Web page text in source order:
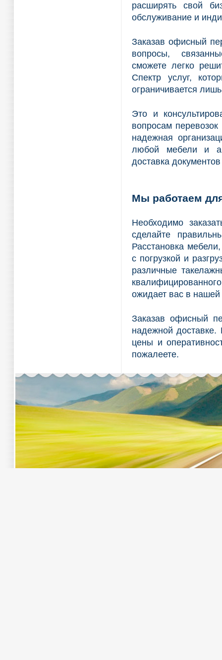
расширять свой
обслуживание и
Заказав офисный
вопросы,
сможете легко
Спектр услуг,
ограничивается
Это и
вопросам
надежная
любой мебели и
доставка
Мы работаем
Необходимо
сделайте
Расстановка
с погрузкой и
различные
ожидает вас в
Заказав офисный
надежной
цены и
пожалеете.